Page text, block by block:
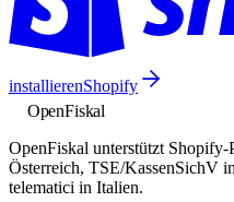
installierenShopify
OpenFiskal
OpenFiskal unterstützt
Österreich, TSE/KassenSichV
telematici in Italien.